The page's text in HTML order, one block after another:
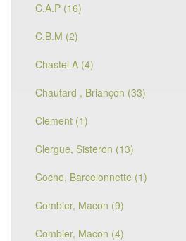
C.A.P (16)
C.B.M (2)
Chastel A (4)
Chautard , Briançon (33)
Clement (1)
Clergue, Sisteron (13)
Coche, Barcelonnette (1)
Combier, Macon (9)
Combier, Macon (4)